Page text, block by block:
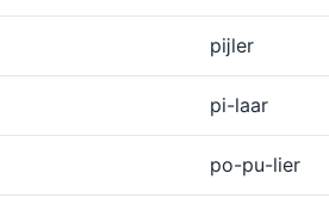
pĳler
pi-laar
po-pu-lier